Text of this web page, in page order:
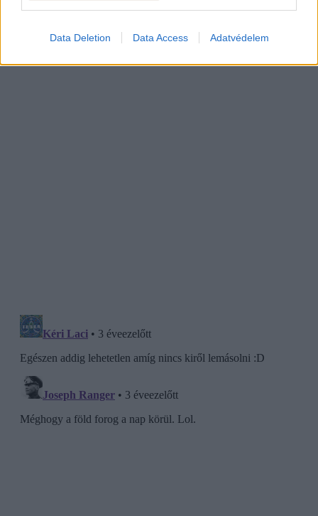
Data Deletion Data Access Adatvédelem